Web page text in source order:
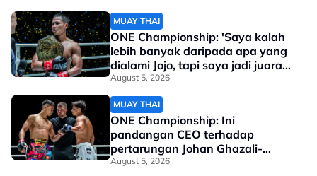
MUAY THAI
ONE Championship: 'Saya kalah
lebih banyak daripada apa yang
dialami Jojo, tapi saya jadi juara
dunia'
August 5, 2026
MUAY THAI
ONE Championship: Ini
pandangan CEO terhadap
pertarungan Johan Ghazali-
Ramadan Ondash
August 5, 2026